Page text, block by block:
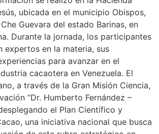
ubicada en el municipio Obispos,
Guevara del estado Barinas, en
Durante la jornada, los participantes
expertos en la materia, sus
para avanzar en el
cacaotera en Venezuela. El
a través de la Gran Misión Ciencia,
“Dr. Humberto Fernández –
el Plan Científico y
una iniciativa nacional que busca